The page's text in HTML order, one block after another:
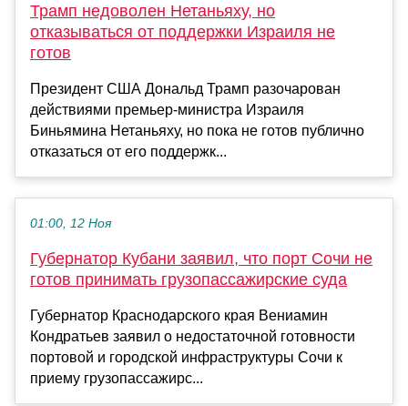
Трамп недоволен Нетаньяху, но
отказываться от поддержки Израиля не
готов
Президент США Дональд Трамп разочарован
действиями премьер-министра Израиля
Биньямина Нетаньяху, но пока не готов публично
отказаться от его поддержк...
01:00, 12 Ноя
Губернатор Кубани заявил, что порт Сочи не
готов принимать грузопассажирские суда
Губернатор Краснодарского края Вениамин
Кондратьев заявил о недостаточной готовности
портовой и городской инфраструктуры Сочи к
приему грузопассажирс...